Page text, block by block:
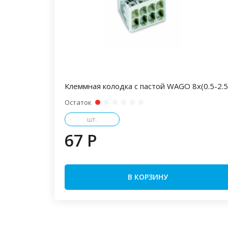
Клеммная колодка с пастой WAGO 8х(0.5-
Остаток
шт.
67 P
В КОРЗИНУ